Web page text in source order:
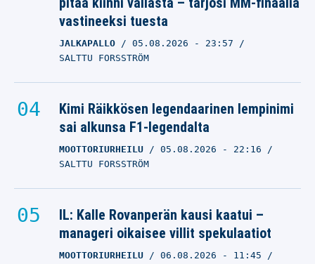
vastineeksi tuesta
JALKAPALLO 05.08.2026 - 23:57
SALTTU FORSSTRÖM
Kimi Räikkösen legendaarinen lempinimi
sai alkunsa F1-legendalta
MOOTTORIURHEILU 05.08.2026 - 22:16
SALTTU FORSSTRÖM
IL: Kalle Rovanperän kausi kaatui –
manageri oikaisee villit spekulaatiot
MOOTTORIURHEILU 06.08.2026 - 11:45